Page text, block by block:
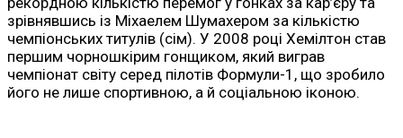
зрівнявшись із Міхаелем Шумахером за кількістю
чемпіонських титулів (сім). У 2008 році Хемілтон став
першим чорношкірим гонщиком, який виграв
чемпіонат світу серед пілотів Формули-1, що зробило
його не лише спортивною, а й соціальною іконою.